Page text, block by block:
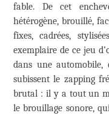
fable. De cet
hétérogène, brouillé,
fixes, cadrées,
exemplaire de ce jeu
dans une automobile,
subissent le zapping
brutal : il y a tout un
le brouillage sonore,